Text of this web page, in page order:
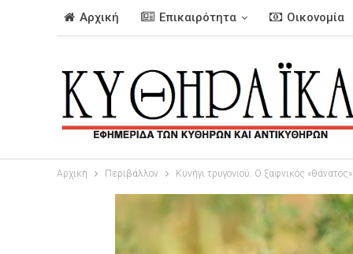
Αρχική Επικαιρότητα Οικονομία
Αρχική Περιβάλλον Κυνήγι τρυγονιού: Ο ξαφνικός «θάνατος»